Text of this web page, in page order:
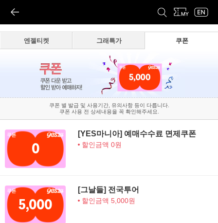
엔젤티켓 그래특가 쿠폰
쿠폰 별 발급 및 사용기간, 유의사항 등이 다릅니다.
쿠폰 사용 전 상세내용을 꼭 확인해주세요.
0
[YES마니아] 예매수수료 면제쿠폰
할인금액 0원
5,000
[그날들] 전국투어
할인금액 5,000원